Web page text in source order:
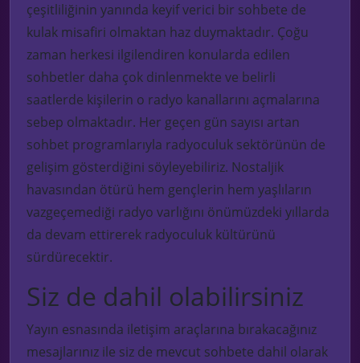
çeşitliliğinin yanında keyif verici bir sohbete de
kulak misafiri olmaktan haz duymaktadır. Çoğu
zaman herkesi ilgilendiren konularda edilen
sohbetler daha çok dinlenmekte ve belirli
saatlerde kişilerin o radyo kanallarını açmalarına
sebep olmaktadır. Her geçen gün sayısı artan
sohbet programlarıyla radyoculuk sektörünün de
gelişim gösterdiğini söyleyebiliriz. Nostaljik
havasından ötürü hem gençlerin hem yaşlıların
vazgeçemediği radyo varlığını önümüzdeki yıllarda
da devam ettirerek radyoculuk kültürünü
sürdürecektir.
Siz de dahil olabilirsiniz
Yayın esnasında iletişim araçlarına bırakacağınız
mesajlarınız ile siz de mevcut sohbete dahil olarak